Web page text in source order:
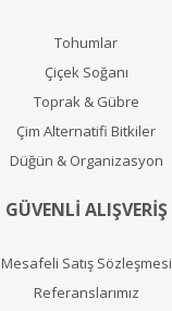
Tohumlar
Çiçek Soğanı
Toprak & Gübre
Çim Alternatifi Bitkiler
Düğün & Organizasyon
GÜVENLİ ALIŞVERİŞ
Mesafeli Satış Sözleşmesi
Referanslarımız